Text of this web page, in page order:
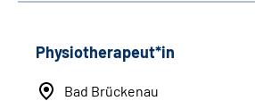
Physiotherapeut*in
Bad Brückenau